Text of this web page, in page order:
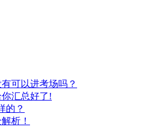
可以进考场吗？
汇总好了!
的？
析！